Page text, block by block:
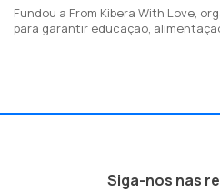
Fundou a From Kibera With Love,
para garantir educação,
Siga-nos nas